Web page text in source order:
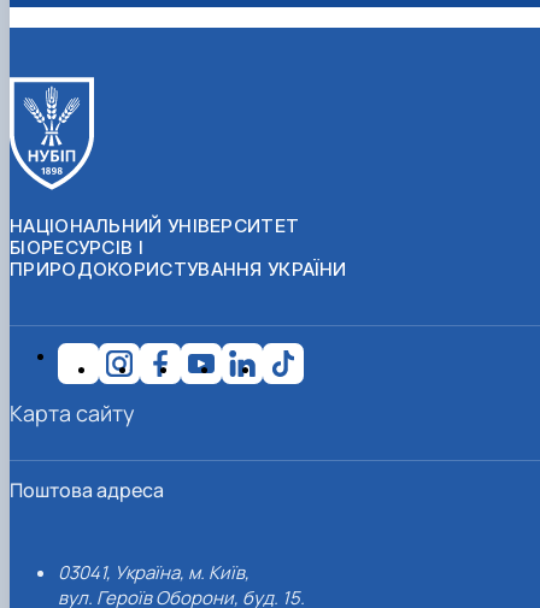
НАЦІОНАЛЬНИЙ УНІВЕРСИТЕТ
БІОРЕСУРСІВ І
ПРИРОДОКОРИСТУВАННЯ УКРАЇНИ
Поштова адреса
03041, Україна, м. Київ,
вул. Героїв Оборони, буд. 15.
Карта сайту